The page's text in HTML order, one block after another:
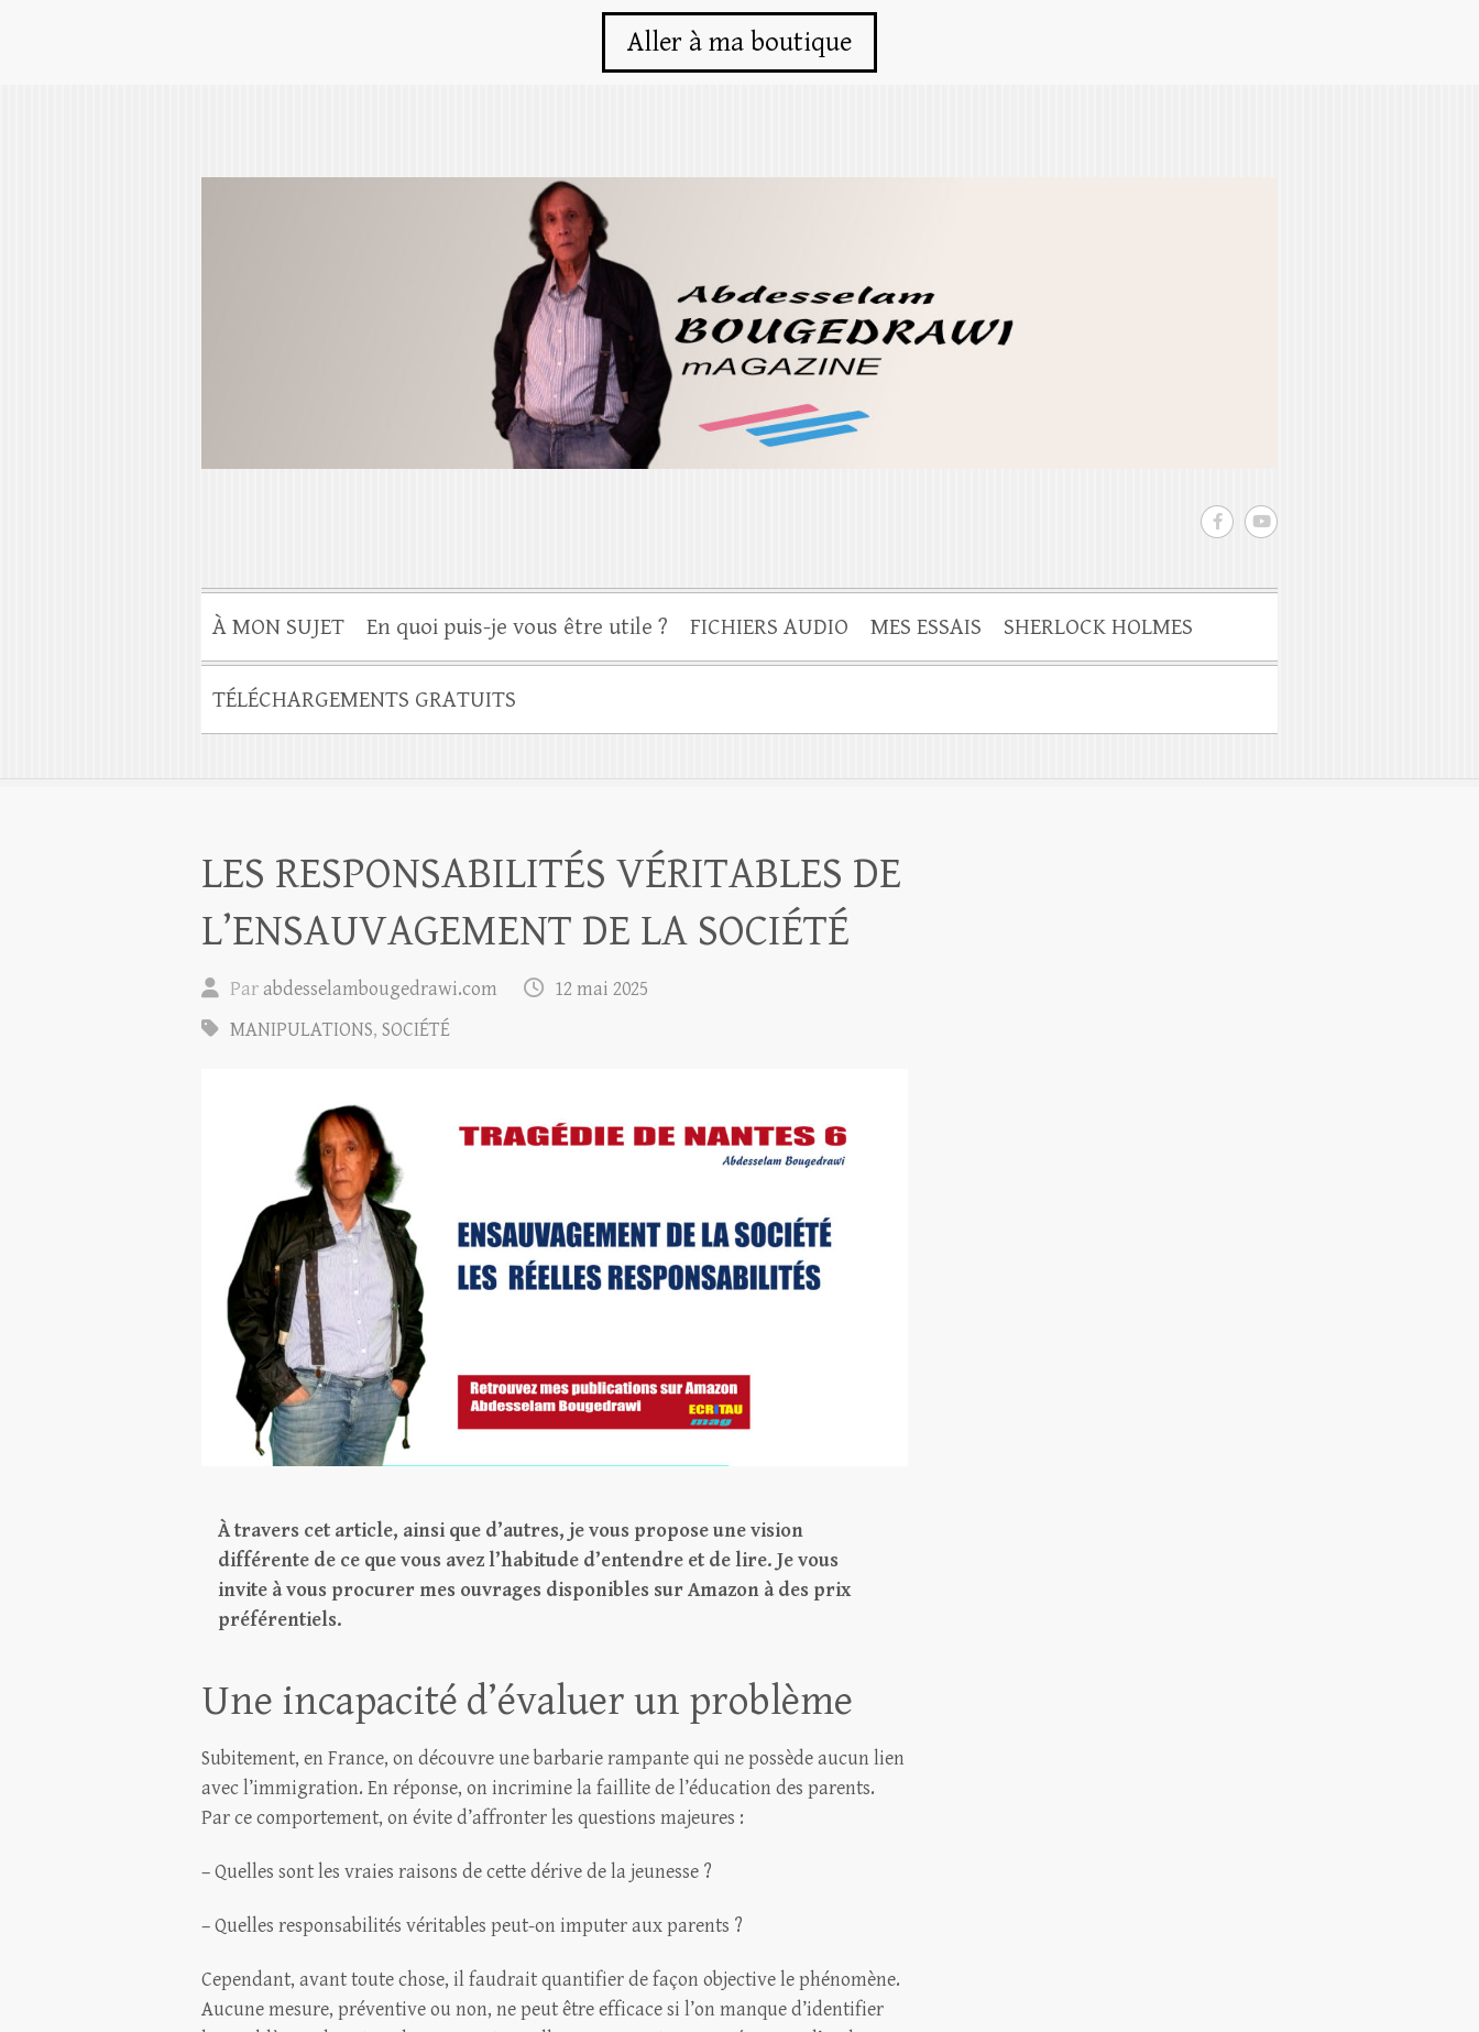
Aller à ma boutique
À MON SUJET En quoi puis-je vous être utile ? FICHIERS AUDIO MES ESSAIS SHERLOCK HOLMES
TÉLÉCHARGEMENTS GRATUITS
LES RESPONSABILITÉS VÉRITABLES DE
L’ENSAUVAGEMENT DE LA SOCIÉTÉ
Par abdesselambougedrawi.com
12 mai 2025
MANIPULATIONS, SOCIÉTÉ
À travers cet article, ainsi que d’autres, je vous propose une vision
différente de ce que vous avez l’habitude d’entendre et de lire. Je vous
invite à vous procurer mes ouvrages disponibles sur Amazon à des prix
préférentiels.
Une incapacité d’évaluer un problème
Subitement, en France, on découvre une barbarie rampante qui ne possède aucun lien
avec l’immigration. En réponse, on incrimine la faillite de l’éducation des parents.
Par ce comportement, on évite d’affronter les questions majeures :
– Quelles sont les vraies raisons de cette dérive de la jeunesse ?
– Quelles responsabilités véritables peut-on imputer aux parents ?
Cependant, avant toute chose, il faudrait quantifier de façon objective le phénomène.
Aucune mesure, préventive ou non, ne peut être efficace si l’on manque d’identifier